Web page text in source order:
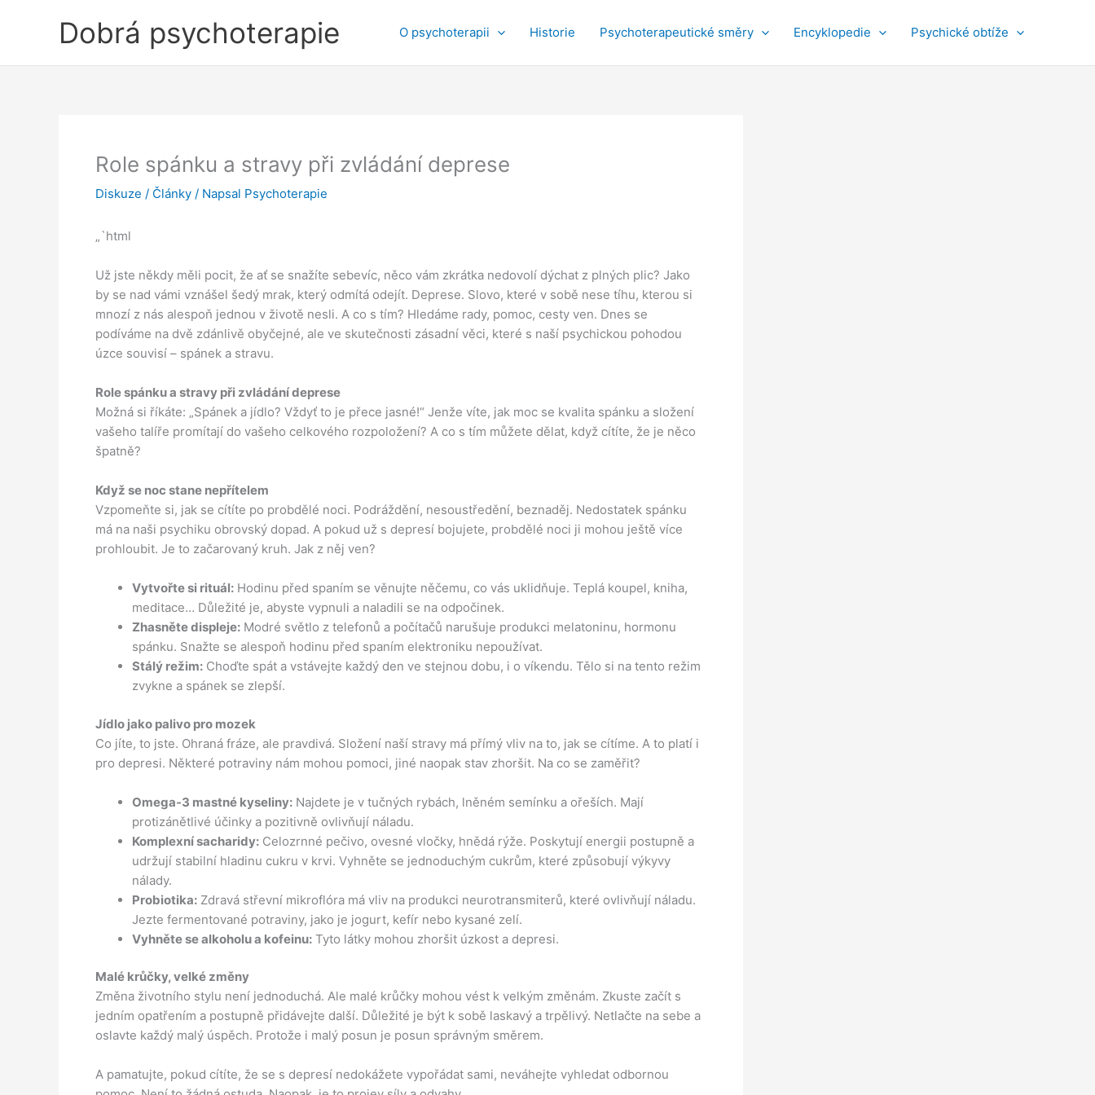
Dobrá psychoterapie O psychoterapii Historie Psychoterapeutické směry Encyklopedie Psychické obtíže
Role spánku a stravy při zvládání deprese
Diskuze / Články / Napsal Psychoterapie
„`html
Už jste někdy měli pocit, že ať se snažíte sebevíc, něco vám zkrátka nedovolí dýchat z plných plic? Jako
by se nad vámi vznášel šedý mrak, který odmítá odejít. Deprese. Slovo, které v sobě nese tíhu, kterou si
mnozí z nás alespoň jednou v životě nesli. A co s tím? Hledáme rady, pomoc, cesty ven. Dnes se
podíváme na dvě zdánlivě obyčejné, ale ve skutečnosti zásadní věci, které s naší psychickou pohodou
úzce souvisí – spánek a stravu.
Role spánku a stravy při zvládání deprese
Možná si říkáte: „Spánek a jídlo? Vždyť to je přece jasné!“ Jenže víte, jak moc se kvalita spánku a složení
vašeho talíře promítají do vašeho celkového rozpoložení? A co s tím můžete dělat, když cítíte, že je něco
špatně?
Když se noc stane nepřítelem
Vzpomeňte si, jak se cítíte po probdělé noci. Podráždění, nesoustředění, beznaděj. Nedostatek spánku
má na naši psychiku obrovský dopad. A pokud už s depresí bojujete, probdělé noci ji mohou ještě více
prohloubit. Je to začarovaný kruh. Jak z něj ven?
Vytvořte si rituál: Hodinu před spaním se věnujte něčemu, co vás uklidňuje. Teplá koupel, kniha,
meditace… Důležité je, abyste vypnuli a naladili se na odpočinek.
Zhasněte displeje: Modré světlo z telefonů a počítačů narušuje produkci melatoninu, hormonu
spánku. Snažte se alespoň hodinu před spaním elektroniku nepoužívat.
Stálý režim: Choďte spát a vstávejte každý den ve stejnou dobu, i o víkendu. Tělo si na tento režim
zvykne a spánek se zlepší.
Jídlo jako palivo pro mozek
Co jíte, to jste. Ohraná fráze, ale pravdivá. Složení naší stravy má přímý vliv na to, jak se cítíme. A to platí i
pro depresi. Některé potraviny nám mohou pomoci, jiné naopak stav zhoršit. Na co se zaměřit?
Omega-3 mastné kyseliny: Najdete je v tučných rybách, lněném semínku a ořeších. Mají
protizánětlivé účinky a pozitivně ovlivňují náladu.
Komplexní sacharidy: Celozrnné pečivo, ovesné vločky, hnědá rýže. Poskytují energii postupně a
udržují stabilní hladinu cukru v krvi. Vyhněte se jednoduchým cukrům, které způsobují výkyvy
nálady.
Probiotika: Zdravá střevní mikroflóra má vliv na produkci neurotransmiterů, které ovlivňují náladu.
Jezte fermentované potraviny, jako je jogurt, kefír nebo kysané zelí.
Vyhněte se alkoholu a kofeinu: Tyto látky mohou zhoršit úzkost a depresi.
Malé krůčky, velké změny
Změna životního stylu není jednoduchá. Ale malé krůčky mohou vést k velkým změnám. Zkuste začít s
jedním opatřením a postupně přidávejte další. Důležité je být k sobě laskavý a trpělivý. Netlačte na sebe a
oslavte každý malý úspěch. Protože i malý posun je posun správným směrem.
A pamatujte, pokud cítíte, že se s depresí nedokážete vypořádat sami, neváhejte vyhledat odbornou